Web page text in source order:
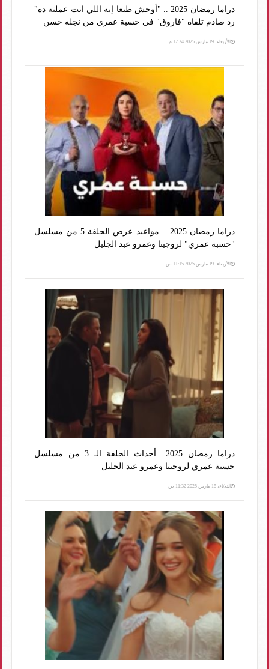
دراما رمضان 2025 .. "أوحش طبعا إيه اللي انت عملته ده"
رد صادم تلقاه "فاروق" في حسبة عمري من نجله حسن
الأربعاء، 19 مارس 2025 12:24 م
دراما رمضان 2025 .. مواعيد عرض الحلقة 5 من مسلسل
"حسبة عمري" لروجينا وعمرو عبد الجليل
الأربعاء، 19 مارس 2025 11:15 ص
دراما رمضان 2025.. أحداث الحلقة الـ 3 من مسلسل
حسبة عمري لروجينا وعمرو عبد الجليل
الثلاثاء، 18 مارس 2025 11:32 ص